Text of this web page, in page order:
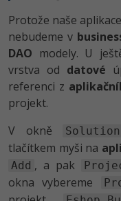
Protože naše
nebudeme v
DAO modely. U
vrstva od datové
referenci z
projekt.
V okně
tlačítkem myši na
Add , a pak
okna vybereme